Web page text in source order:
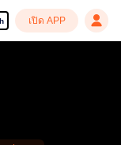
เปิด APP